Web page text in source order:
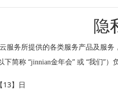
隐
云服务所提供的各类服务产品及服务
简称 “jinnian金年会” 或 “我们”）
13】日